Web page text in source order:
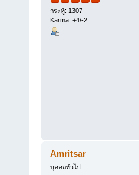
กระทู้: 1307
Karma: +4/-2
Amritsar
บุคคลทั่วไป